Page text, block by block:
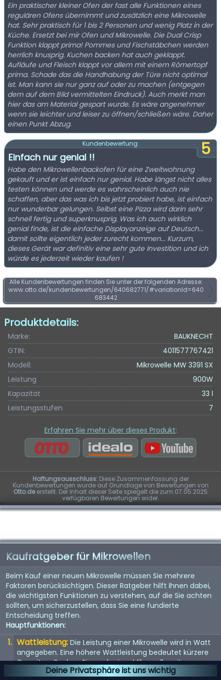
Deine Privatsphäre ist uns wichtig
Ein praktischer kleiner Ofen der fast alle Funktionen eines
regulären Ofens übernimmt und zusätzlich eine Mikrowelle
hat. Sehr praktisch für 1 bis 2 Personen und wenig Platz in der
Küche. Ersetzt bei mir Ofen und Mikrowelle. Die Dual Crisp
Funktion klappt prima! Pommes und Fischstäbchen werden
herrlich knusprig. Kuchen backen hat auch geklappt.
Aufläufe und Fleisch klappt vor allem mit einem Römertopf
prima. Schade das die Handhabung der Türe nicht optimal
ist. Man kann sie nur ganz auf oder zu machen (entgegen
dem auf dem Bild vermittelten Eindruck). Auch merkt man
hier das am Material gespart wurde. Es wäre angenehmer
wenn sie leichter und leiser zu öffnen/schließen wäre. Daher
einen Punkt Abzug.
5
Kundenbewertung:
Einfach nur genial !!
Habe den Mikrowellenbackofen für eine Zweitwohnung
gekauft und er ist einfach nur genial. Habe längst nicht alles
testen können und werde es wahrscheinlich auch nie
schaffen, aber das was ich bis jetzt probiert habe, ist einfach
nur wunderbar gelungen. Selbst eine Pizza wird darin sehr
schnell fertig und superknusprig. Was ich auch wirklich
genial finde, ist die einfache Displayanzeige auf Deutsch...
damit sollte eigentlich jeder zurecht kommen... Kurzum,
dieses Gerät war definitiv eine sehr gute Investition und ich
würde es jederzeit wieder kaufen !
Alle Kundenbewertungen finden Sie unter der folgenden Adresse:
www.otto.de/kundenbewertungen/640682771/#variationId=640
683442
Produktdetails:
Marke:
BAUKNECHT
GTIN:
4011577767421
Modell:
Mikrowelle MW 3391 SX
Leistung
900W
Kapazität
33 l
Leistungsstufen
7
Erfahren Sie mehr über dieses Produkt:
Haftungsausschluss:Diese Zusammenfassung der
Kundenbewertungen wurde auf Grundlage von Bewertungen von
Otto.deerstellt. Der Inhalt dieser Seite spiegelt die zum 07.05.2025
verfügbaren Bewertungen wider.
Kaufratgeber für Mikrowellen
Beim Kauf einer neuen Mikrowelle müssen Sie mehrere
Faktoren berücksichtigen. Dieser Ratgeber hilft Ihnen dabei,
die wichtigsten Funktionen zu verstehen, auf die Sie achten
sollten, um sicherzustellen, dass Sie eine fundierte
Entscheidung treffen.
Hauptfunktionen:
Wattleistung: Die Leistung einer Mikrowelle wird in Watt
angegeben. Eine höhere Wattleistung bedeutet kürzere
Garzeiten. Suchen Sie nach einer Mikrowelle mit
mindestens 1000 Watt.